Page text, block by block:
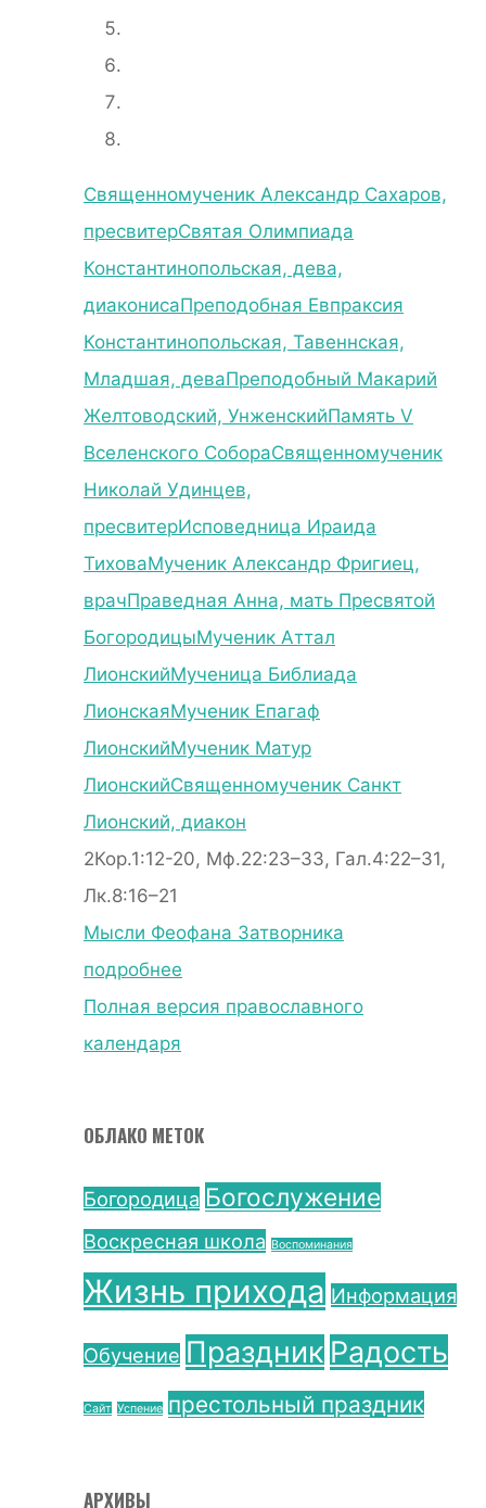
Священномученик Александр Сахаров,
пресвитерСвятая Олимпиада
Константинопольская, дева,
диаконисаПреподобная Евпраксия
Константинопольская, Тавеннская,
Младшая, деваПреподобный Макарий
Желтоводский, УнженскийПамять V
Вселенского СобораСвященномученик
Николай Удинцев,
пресвитерИсповедница Ираида
ТиховаМученик Александр Фригиец,
врачПраведная Анна, мать Пресвятой
БогородицыМученик Аттал
ЛионскийМученица Библиада
ЛионскаяМученик Епагаф
ЛионскийМученик Матур
ЛионскийСвященномученик Санкт
Лионский, диакон
2Кор.1:12-20, Мф.22:23–33, Гал.4:22–31,
Лк.8:16–21
Мысли Феофана Затворника
подробнее
Полная версия православного
календаря
ОБЛАКО МЕТОК
Богородица Богослужение
Воскресная школа Воспоминания
Жизнь прихода Информация
Обучение Праздник Радость
Сайт Успение престольный праздник
АРХИВЫ